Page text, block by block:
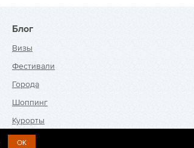
Блог
Визы
Фестивали
Города
Шоппинг
Курорты
OK